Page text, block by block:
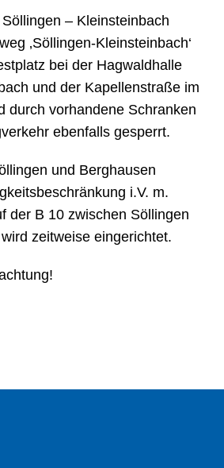
– Kleinsteinbach
‚Söllingen-Kleinsteinbach‘
bei der Hagwaldhalle
und der Kapellenstraße im
durch vorhandene Schranken
ebenfalls gesperrt.
und Berghausen
i.V. m.
der B 10 zwischen Söllingen
zeitweise eingerichtet.